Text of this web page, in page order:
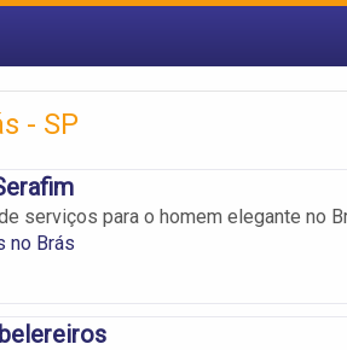
- SP
serviços para o homem elegante no
no Brás